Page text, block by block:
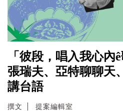
「彼段，唱入我心
張瑞夫、亞特聊聊天
講台語
撰文 提案編輯室